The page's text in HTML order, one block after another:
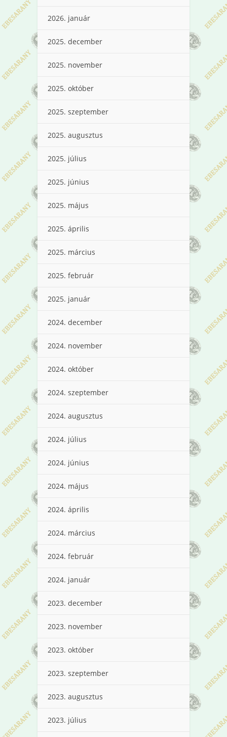
2026. január
2025. december
2025. november
2025. október
2025. szeptember
2025. augusztus
2025. július
2025. június
2025. május
2025. április
2025. március
2025. február
2025. január
2024. december
2024. november
2024. október
2024. szeptember
2024. augusztus
2024. július
2024. június
2024. május
2024. április
2024. március
2024. február
2024. január
2023. december
2023. november
2023. október
2023. szeptember
2023. augusztus
2023. július